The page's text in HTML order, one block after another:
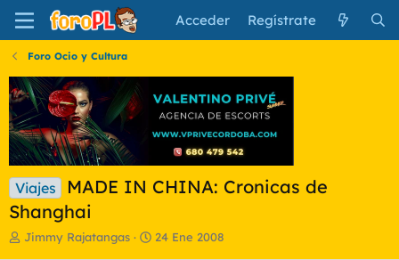
Acceder Regístrate
Foro Ocio y Cultura
Viajes
MADE IN CHINA: Cronicas de
Shanghai
I
Jimmy Rajatangas
F
24 Ene 2008